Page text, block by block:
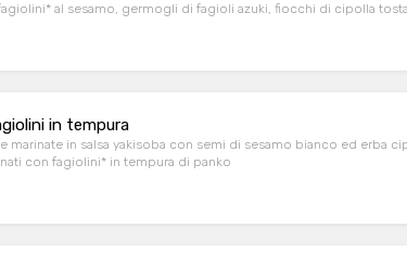
al sesamo, germogli di fagioli azuki, fiocchi di cipolla
in tempura
marinate in salsa yakisoba con semi di sesamo bianco ed erba
con fagiolini* in tempura di panko